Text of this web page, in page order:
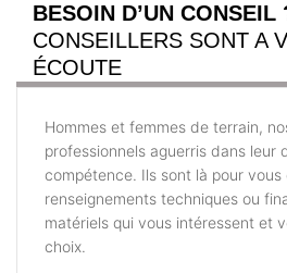
BESOIN D’UN CONSEIL
CONSEILLERS SONT A
ÉCOUTE
Hommes et femmes de terrain,
professionnels aguerris dans leur
compétence. Ils sont là pour vous
renseignements techniques ou
matériels qui vous intéressent et
choix.